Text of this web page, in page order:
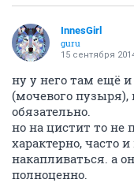
InnesGirl
guru
15 сентября
ну у него там ещё
(мочевого пузыря),
обязательно.
но на цистит то не
характерно, часто
накапливаться. а
полноценно.